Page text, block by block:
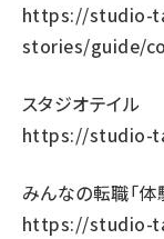
https://studio-
stories/guide/
スタジオテイル
https://studio-
みんなの転職「体
https://studio-